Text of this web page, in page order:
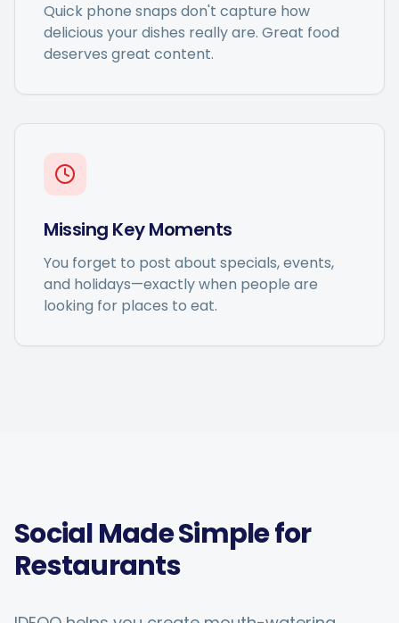
Quick phone snaps don't capture how
delicious your dishes really are. Great food
deserves great content.
Missing Key Moments
You forget to post about specials, events,
and holidays—exactly when people are
looking for places to eat.
Social Made Simple for
Restaurants